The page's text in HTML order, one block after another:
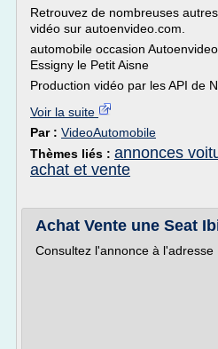
Retrouvez de nombreuses
vidéo sur autoenvideo.com.
automobile occasion
Essigny le Petit Aisne
Production vidéo par les API de
Voir la suite
Par : VideoAutomobile
Thèmes liés : annonces
achat et vente
Achat Vente une Seat
Consultez l'annonce à l'adresse